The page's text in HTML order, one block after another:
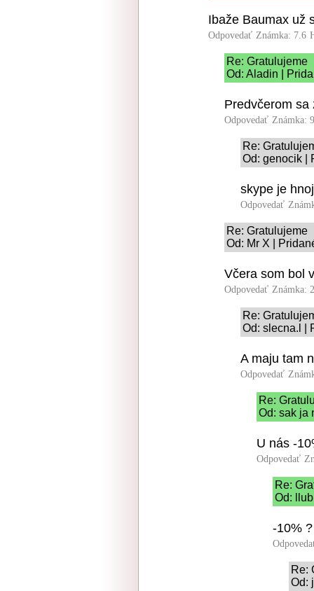
Ibaže Baumax už
Odpovedať Známka: 7.6
Re: Gratulujeme
Od: Aladin |
Predvčerom sa
Odpovedať Známka:
Re:
Od: genocik |
skype je
Odpovedať
Re: Gratulujeme
Od: Mr X |
Včera som bol
Odpovedať Známka:
Re:
Od: slecna.l |
A maju tam
Odpovedať
Re:
Od: sak ja
U nás -
Odpovedať
Re:
Od:
-10%
Re:
Od: